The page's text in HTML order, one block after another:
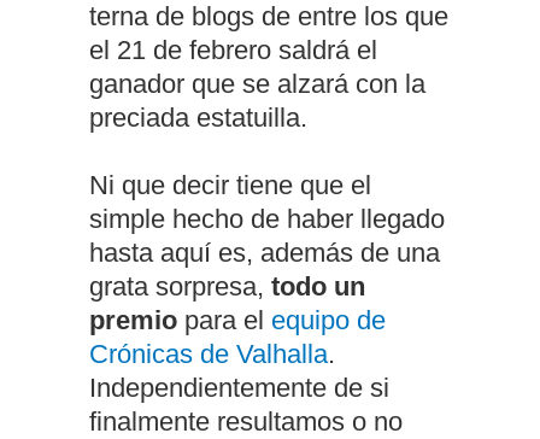
terna de blogs de entre los que
el 21 de febrero saldrá el
ganador que se alzará con la
preciada estatuilla.
Ni que decir tiene que el
simple hecho de haber llegado
hasta aquí es, además de una
grata sorpresa, todo un
premio para el equipo de
Crónicas de Valhalla.
Independientemente de si
finalmente resultamos o no